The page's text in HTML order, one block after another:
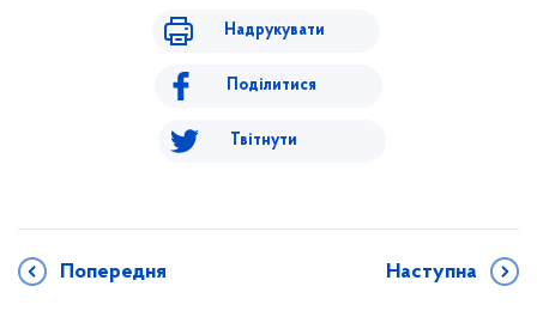
Надрукувати
Поділитися
Твітнути
Попередня Наступна